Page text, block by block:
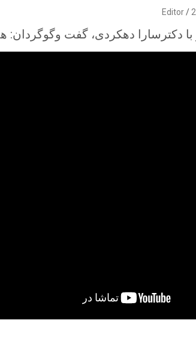
Editor
دکترسارا دهکردی، گفت‌ وگوگردان: